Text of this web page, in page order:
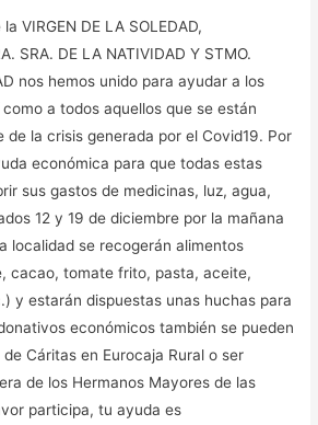
VIRGEN DE LA SOLEDAD,
SRA. DE LA NATIVIDAD Y STMO.
nos hemos unido para ayudar a los
a todos aquellos que se están
de la crisis generada por el Covid19. Por
económica para que todas estas
sus gastos de medicinas, luz, agua,
12 y 19 de diciembre por la mañana
localidad se recogerán alimentos
cacao, tomate frito, pasta, aceite,
y estarán dispuestas unas huchas para
económicos también se pueden
Cáritas en Eurocaja Rural o ser
de los Hermanos Mayores de las
participa, tu ayuda es